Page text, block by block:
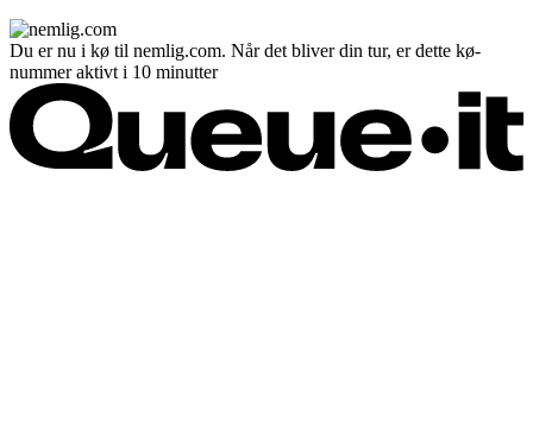
Du er nu i kø til nemlig.com. Når det bliver din tur, er dette kø-
nummer aktivt i 10 minutter